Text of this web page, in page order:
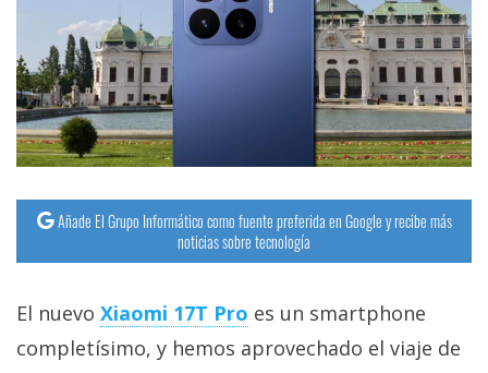
Operadores
Trucos
y
Tutoriales
Ciberseguridad
Sistemas
operativos
Añade El Grupo Informático como fuente preferida en Google y recibe más
noticias sobre tecnología
El nuevo Xiaomi 17T Pro es un smartphone
completísimo, y hemos aprovechado el viaje de